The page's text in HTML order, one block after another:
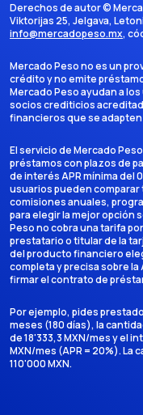
Derechos de autor ©
Viktorijas 25, Jelgava,
info@mercadopeso.mx,
Mercado Peso no es un
crédito y no emite
Mercado Peso ayudan a
socios crediticios
financieros que se
El servicio de Mercado
préstamos con plazos de
de interés APR mínima del
usuarios pueden
comisiones anuales,
para elegir la mejor opción
Peso no cobra una tarifa
prestatario o titular de la
del producto financiero
completa y precisa sobre
firmar el contrato de
Por ejemplo, pides
meses (180 días), la
de 18'333,3 MXN/mes y el
MXN/mes (APR = 20%).
110'000 MXN.